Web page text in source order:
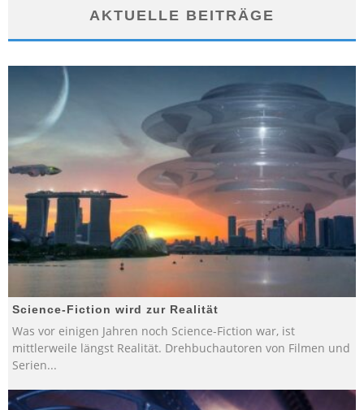
AKTUELLE BEITRÄGE
Science-Fiction wird zur Realität
Was vor einigen Jahren noch Science-Fiction war, ist
mittlerweile längst Realität. Drehbuchautoren von Filmen und
Serien...